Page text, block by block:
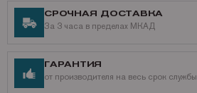
СРОЧНАЯ ДОСТАВКА
За 3 часа в пределах МКАД
ГАРАНТИЯ
от производителя на весь срок службы